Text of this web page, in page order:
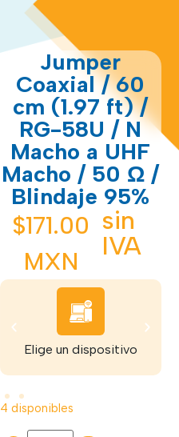
Jumper
Coaxial / 60
cm (1.97 ft) /
RG-58U / N
Macho a UHF
Macho / 50 Ω /
Blindaje 95%
$171.00
MXN
sin
IVA
Elige un dispositivo
4 disponibles